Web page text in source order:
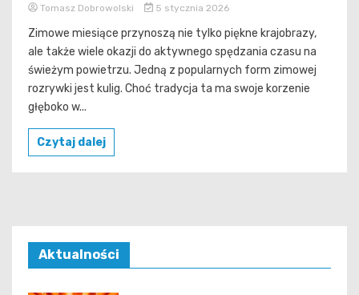
Tomasz Dobrowolski 5 stycznia 2026
Zimowe miesiące przynoszą nie tylko piękne krajobrazy,
ale także wiele okazji do aktywnego spędzania czasu na
świeżym powietrzu. Jedną z popularnych form zimowej
rozrywki jest kulig. Choć tradycja ta ma swoje korzenie
głęboko w...
Czytaj dalej
Aktualności